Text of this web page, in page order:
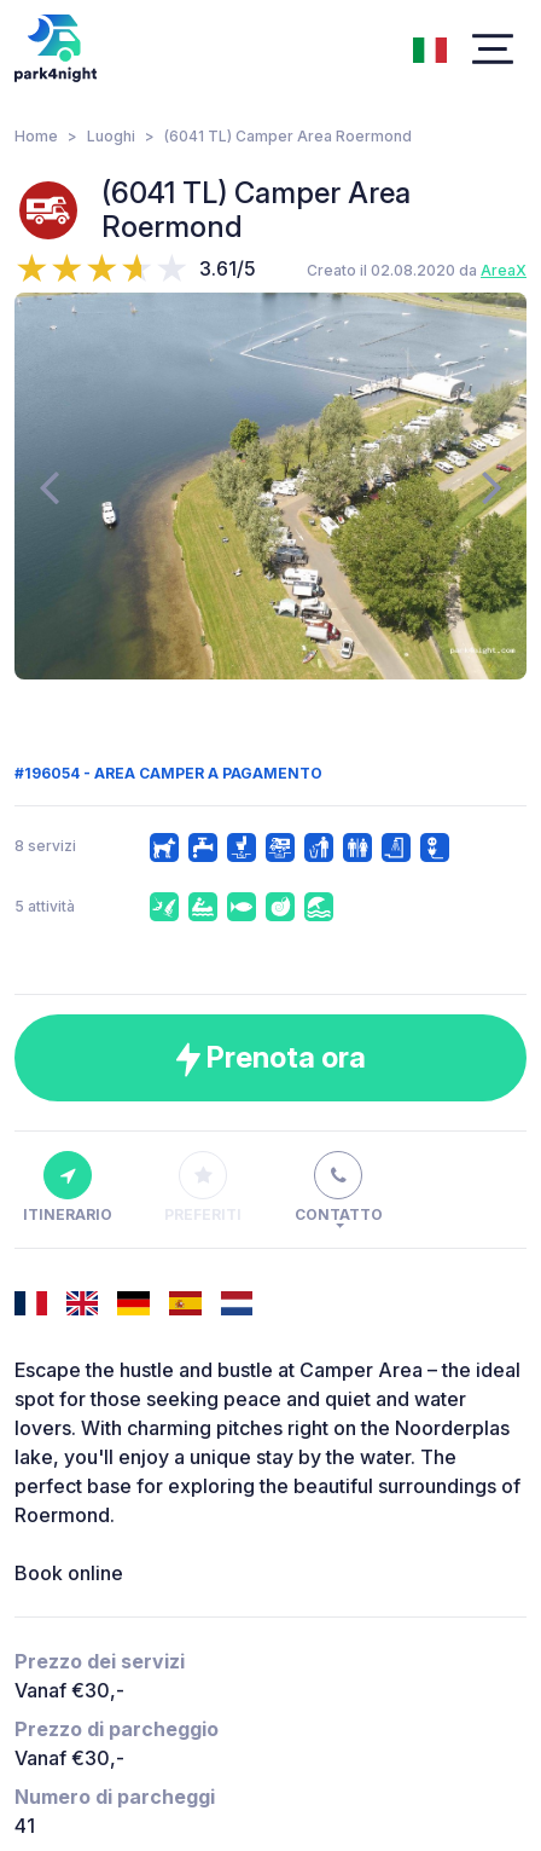
Home Luoghi (6041 TL) Camper Area Roermond
(6041 TL) Camper Area
Roermond
3.61/5 Creato il 02.08.2020 da AreaX
#196054 - AREA CAMPER A PAGAMENTO
8 servizi
5 attività
Prenota ora
ITINERARIO PREFERITI CONTATTO
Escape the hustle and bustle at Camper Area – the ideal
spot for those seeking peace and quiet and water
lovers. With charming pitches right on the Noorderplas
lake, you'll enjoy a unique stay by the water. The
perfect base for exploring the beautiful surroundings of
Roermond.
Book online
Prezzo dei servizi
Vanaf €30,-
Prezzo di parcheggio
Vanaf €30,-
Numero di parcheggi
41